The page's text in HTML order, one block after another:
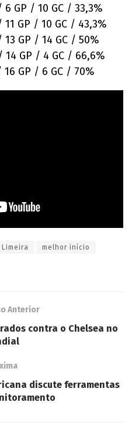
GP / 10 GC / 33,3%
GP / 10 GC / 43,3%
GP / 14 GC / 50%
GP / 4 GC / 66,6%
GP / 6 GC / 70%
melhor início
Anterior
contra o Chelsea no
discute ferramentas